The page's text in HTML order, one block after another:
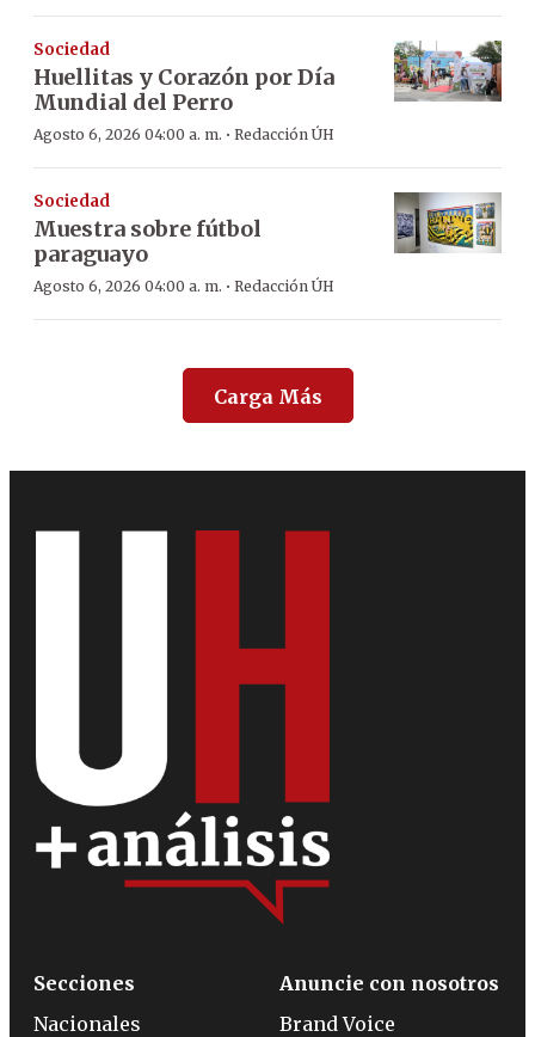
Sociedad
Huellitas y Corazón por Día
Mundial del Perro
Agosto 6, 2026 04:00 a. m. · Redacción ÚH
Sociedad
Muestra sobre fútbol
paraguayo
Agosto 6, 2026 04:00 a. m. · Redacción ÚH
Carga Más
Secciones
Nacionales
Anuncie con nosotros
Brand Voice